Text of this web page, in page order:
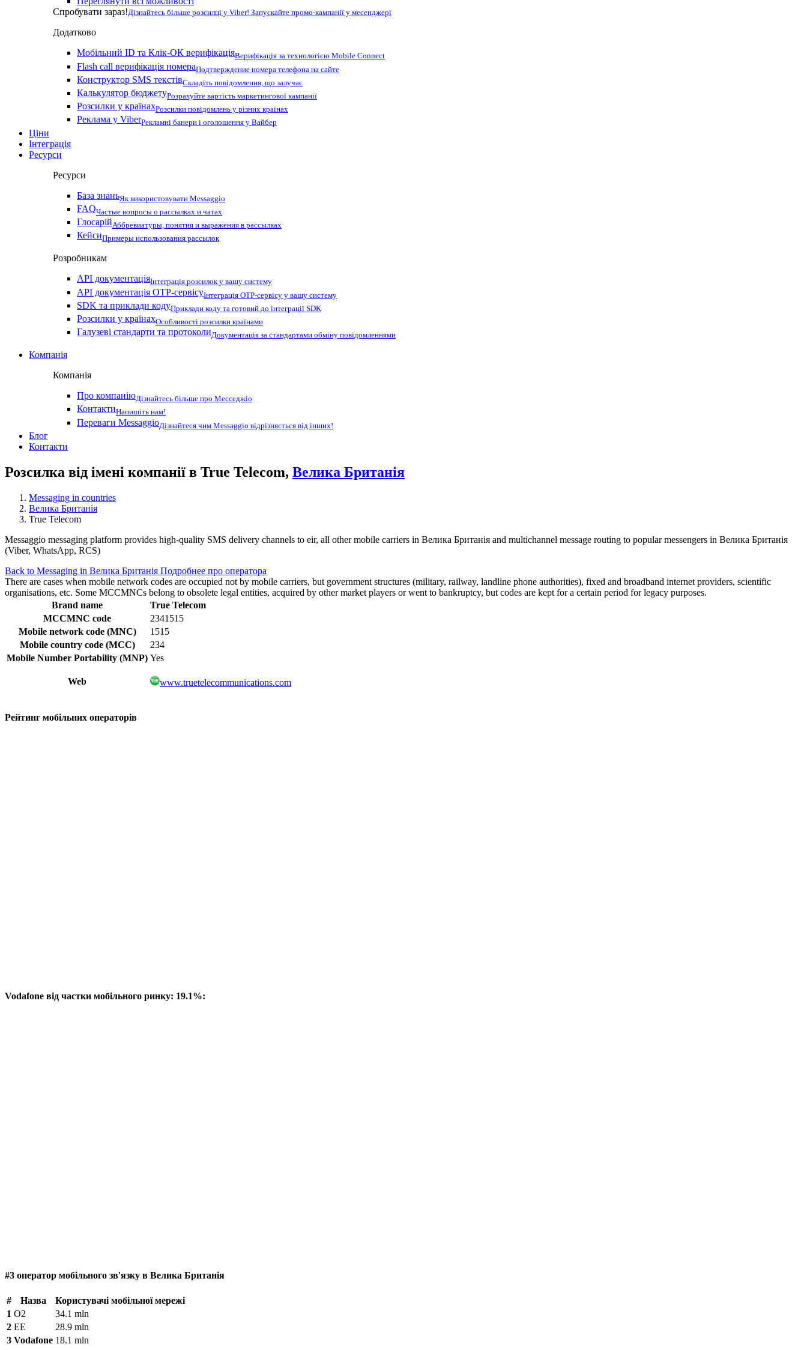
Спробувати зараз!Дізнайтесь більше розсилці у Viber! Запускайте промо-кампанії у месенджері
Додатково
Мобільний ID та Клік-ОК верифікаціяВерифікація за технологією Mobile Connect
Flash call верифікація номераПодтверждение номера телефона на сайте
Конструктор SMS текстівСкладіть повідомлення, що залучає
Калькулятор бюджетуРозрахуйте вартість маркетингової кампанії
Розсилки у країнахРозсилки повідомлень у різних країнах
Реклама у ViberРекламні банери і оголошення у Вайбер
Ціни
Інтеграція
Ресурси
Ресурси
База знаньЯк використовувати Messaggio
FAQЧастые вопросы о рассылках и чатах
ГлосарійАббревиатуры, понятия и выражения в рассылках
КейсиПримеры использования рассылок
Розробникам
API документаціяІнтеграція розсилок у вашу систему
API документація OTP-сервісуІнтеграція OTP-сервісу у вашу систему
SDK та приклади кодуПриклади коду та готовий до інтеграції SDK
Розсилки у країнахОсобливості розсилки країнами
Галузеві стандарти та протоколиДокументація за стандартами обміну повідомленнями
Компанія
Компанія
Про компаніюДізнайтесь більше про Месседжіо
КонтактиНапишіть нам!
Переваги MessaggioДізнайтеся чим Messaggio відрізняється від інших!
Блог
Контакти
Розсилка від імені компанії в True Telecom, Велика Британія
Messaging in countries
Велика Британія
True Telecom
Messaggio messaging platform provides high-quality SMS delivery channels to eir, all other mobile carriers in Велика Британія and multichannel message routing to popular messengers in Велика Британія
(Viber, WhatsApp, RCS)
Back to Messaging in Велика Британія Подробнее про оператора
There are cases when mobile network codes are occupied not by mobile carriers, but government structures (military, railway, landline phone authorities), fixed and broadband internet providers, scientific
organisations, etc. Some MCCMNCs belong to obsolete legal entities, acquired by other market players or went to bankruptcy, but codes are kept for a certain period for legacy purposes.
Brand name
True Telecom
MCCMNC code
2341515
Mobile network code (MNC)
1515
Mobile country code (MCC)
234
Mobile Number Portability (MNP) Yes
Web www.truetelecommunications.com
Рейтинг мобільних операторів
Vodafone від частки мобільного ринку: 19.1%:
#3 оператор мобільного зв'язку в Велика Британія
# Назва
Користувачі мобільної мережі
1 O2
34.1 mln
2 EE
28.9 mln
3 Vodafone 18.1 mln